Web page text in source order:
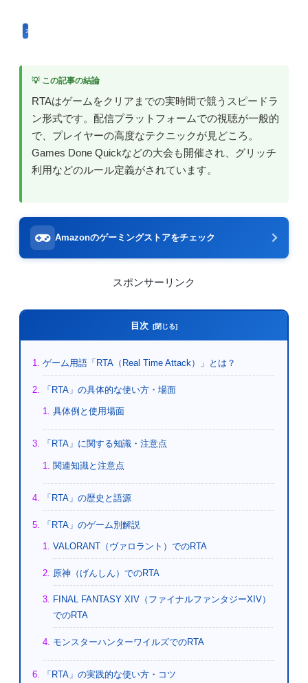
オンラインゲーム用語
💡 この記事の結論
RTAはゲームをクリアまでの実時間で競うスピードラ
ン形式です。配信プラットフォームでの視聴が一般的
で、プレイヤーの高度なテクニックが見どころ。
Games Done Quickなどの大会も開催され、グリッチ
利用などのルール定義がされています。
Amazonのゲーミングストアをチェック
スポンサーリンク
目次
ゲーム用語「RTA（Real Time Attack）」とは？
「RTA」の具体的な使い方・場面
具体例と使用場面
「RTA」に関する知識・注意点
関連知識と注意点
「RTA」の歴史と語源
「RTA」のゲーム別解説
VALORANT（ヴァロラント）でのRTA
原神（げんしん）でのRTA
FINAL FANTASY XIV（ファイナルファンタジーXIV）
でのRTA
モンスターハンターワイルズでのRTA
「RTA」の実践的な使い方・コツ